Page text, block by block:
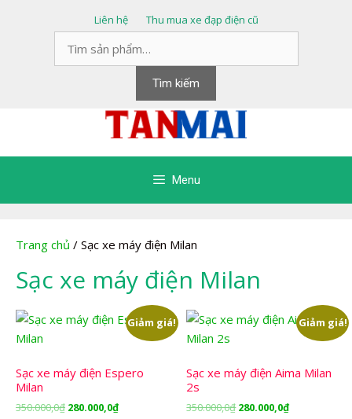
Liên hệ
Thu mua xe đạp điện cũ
kiếm:
Tìm kiếm
Menu
Trang chủ / Sạc xe máy điện Milan
Sạc xe máy điện Milan
Giảm giá!
Sạc xe máy điện Espero
Milan
350.000,0₫ Giá
280.000,0₫Giá
Giảm giá!
Sạc xe máy điện Aima Milan
2s
350.000,0₫ Giá
280.000,0₫Giá